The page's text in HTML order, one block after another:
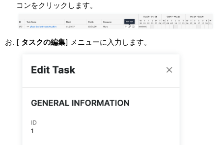
コンをクリックします。
[ タスクの編集] メニューに入力します。